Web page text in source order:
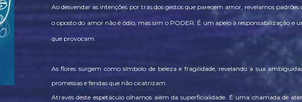
Ao desvendar as intenções por trás dos gestos que parecem amor, revelamos
o oposto do amor não é ódio, mas sim o PODER. É um apelo à responsabilização
que provocam.
As flores surgem como símbolo de beleza e fragilidade, revelando a sua
promessas e feridas que não cicatrizam.
Através deste espetáculo olhamos além da superficialidade. É uma chamada de